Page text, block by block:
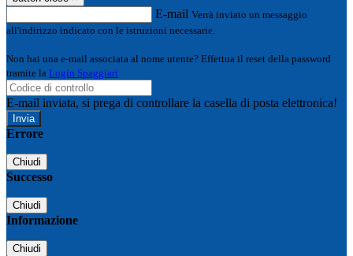
E-mail Verrà inviato un messaggio
all'indirizzo indicato con le istruzioni necessarie.
Non hai una e-mail associata al nome utente? Effettua il reset della password
tramite la Login Spaggiari
E-mail inviata, si prega di controllare la casella di posta elettronica!
Errore
Chiudi
Successo
Chiudi
Informazione
Chiudi